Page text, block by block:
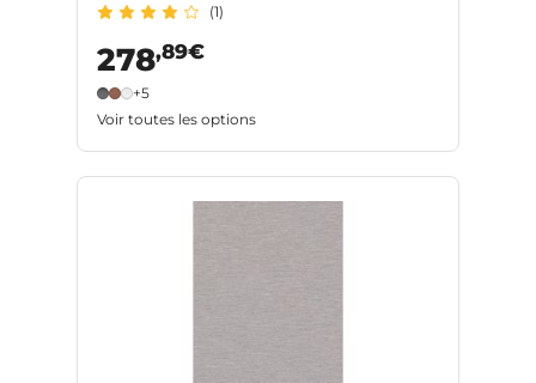
(1)
278,89€
+5
Voir toutes les options